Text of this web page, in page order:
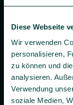
Diese Webseite
Wir verwenden
personalisieren,
zu können und
analysieren.
Verwendung
soziale Medien,
Ja, ich willige
zusenden darf.
Es gilt unsere